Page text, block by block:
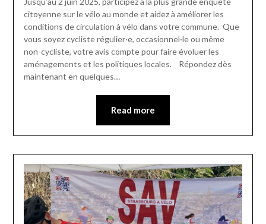
citoyenne sur le vélo au monde et aidez à améliorer les
conditions de circulation à vélo dans votre commune. Que
vous soyez cycliste régulier·e, occasionnel·le ou même
non-cycliste, votre avis compte pour faire évoluer les
aménagements et les politiques locales. Répondez dès
maintenant en quelques…
Read more